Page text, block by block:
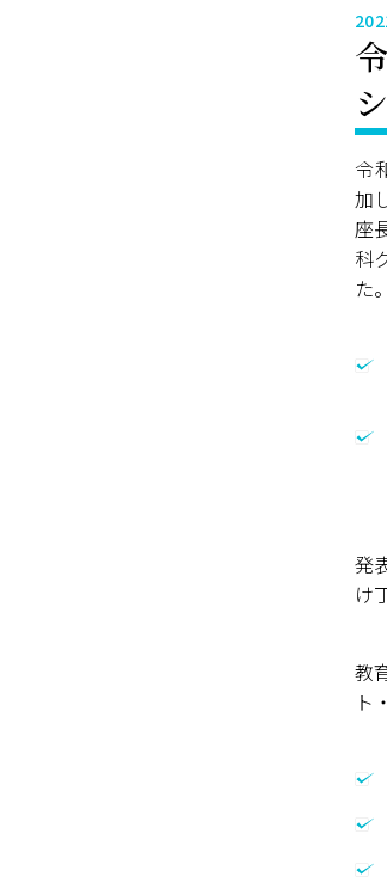
令
加
座
科
た。
発
け
教
ト